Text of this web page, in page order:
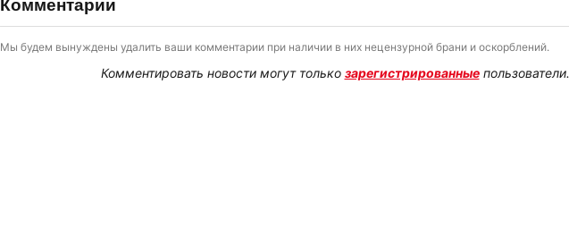
Комментарии
Мы будем вынуждены удалить ваши комментарии при наличии в них нецензурной брани и оскорблений.
Комментировать новости могут только зарегистрированныепользователи.